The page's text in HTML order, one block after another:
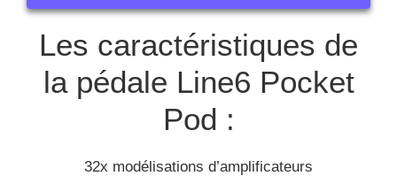
Les caractéristiques de
la pédale Line6 Pocket
Pod :
32x modélisations d’amplificateurs